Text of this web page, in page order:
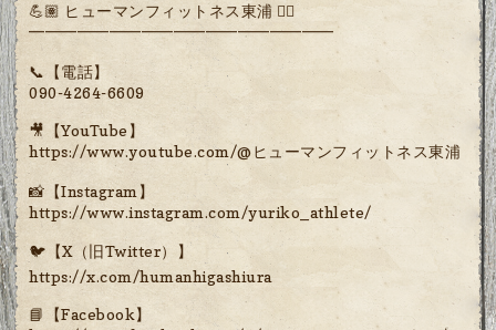
💪🏽 ヒューマンフィットネス東浦 🏋️‍♀️
━━━━━━━━━━━━━━━━━━━
📞【電話】
090-4264-6609
🎥【YouTube】
https://www.youtube.com/@ヒューマンフィットネス東浦
📸【Instagram】
https://www.instagram.com/yuriko_athlete/
🐦【X（旧Twitter）】
https://x.com/humanhigashiura
📘【Facebook】